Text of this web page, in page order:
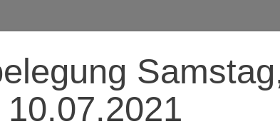
10.07.2021